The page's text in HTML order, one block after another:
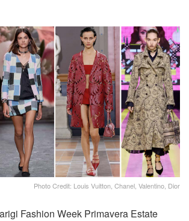
Photo Credit: Louis Vuitton, Chanel, Valentino, Dior
Fashion Week Primavera Estate